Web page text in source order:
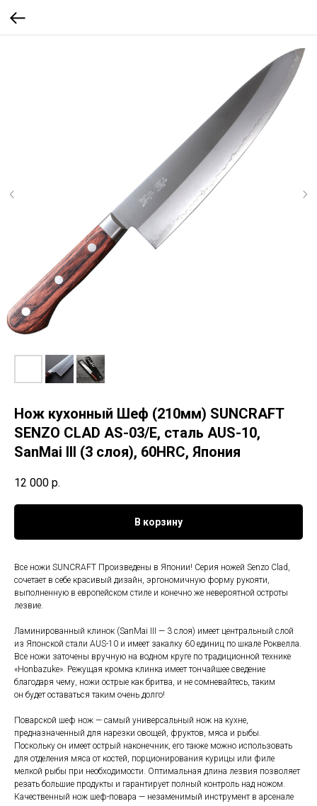
Нож кухонный Шеф (210мм) SUNCRAFT
SENZO CLAD AS-03/E, сталь AUS-10,
SanMai III (3 слоя), 60HRC, Япония
12 000 р.
В корзину
Все ножи SUNCRAFT Произведены в Японии! Серия ножей Senzo Clad,
сочетает в себе красивый дизайн, эргономичную форму рукояти,
выполненную в европейском стиле и конечно же невероятной остроты
лезвие.
Ламинированный клинок (SanMai III — 3 слоя) имеет центральный слой
из Японской стали AUS-10 и имеет закалку 60 единиц по шкале Роквелла.
Все ножи заточены вручную на водном круге по традиционной технике
«Honbazuke». Режущая кромка клинка имеет тончайшее сведение
благодаря чему, ножи острые как бритва, и не сомневайтесь, таким
он будет оставаться таким очень долго!
Поварской шеф нож — самый универсальный нож на кухне,
предназначенный для нарезки овощей, фруктов, мяса и рыбы.
Поскольку он имеет острый наконечник, его также можно использовать
для отделения мяса от костей, порционирования курицы или филе
мелкой рыбы при необходимости. Оптимальная длина лезвия позволяет
резать большие продукты и гарантирует полный контроль над ножом.
Качественный нож шеф-повара — незаменимый инструмент в арсенале